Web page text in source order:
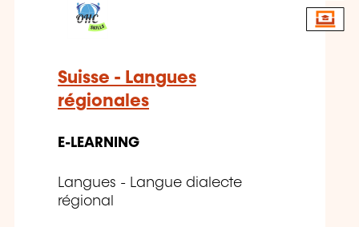
Suisse - Langues
régionales
E-LEARNING
Langues - Langue dialecte
régional